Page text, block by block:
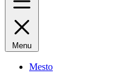
Menu
Mesto